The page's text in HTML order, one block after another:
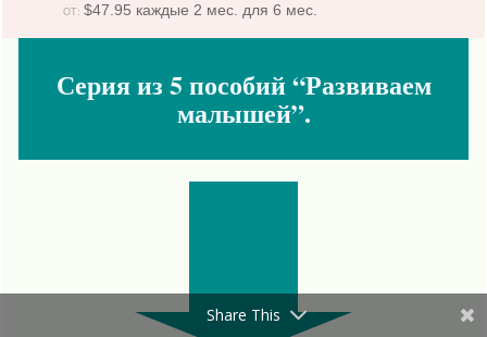
ОТ:$47.95 каждые 2 мес. для 6 мес.
Серия из 5 пособий “Развиваем
малышей”.
Share This